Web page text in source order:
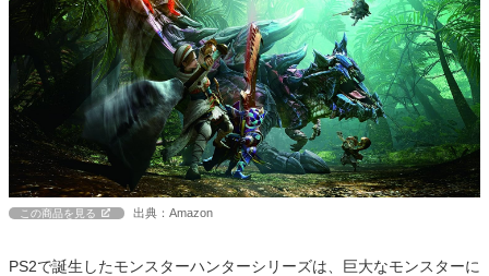
この商品を見る 出典：Amazon
PS2で誕生したモンスターハンターシリーズは、巨大なモンスターに